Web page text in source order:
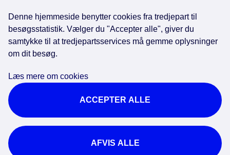
Genveje
EAN-numre i kommunen
Cookies
Tilgængelighedserklæring
Brug af kunstig intelligens
Denne hjemmeside benytter cookies fra tredjepart til
besøgsstatistik. Vælger du "Accepter alle", giver du
samtykke til at tredjepartsservices må gemme oplysninger
om dit besøg.
Læs mere om cookies
ACCEPTER ALLE
AFVIS ALLE